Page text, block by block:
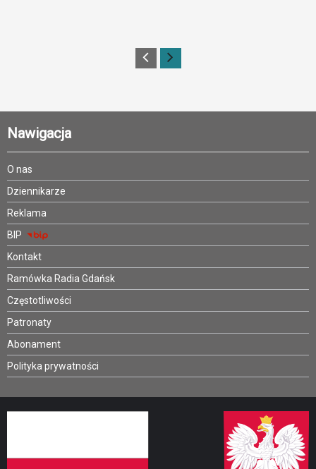
Nawigacja
O nas
Dziennikarze
Reklama
BIP
Kontakt
Ramówka Radia Gdańsk
Częstotliwości
Patronaty
Abonament
Polityka prywatności